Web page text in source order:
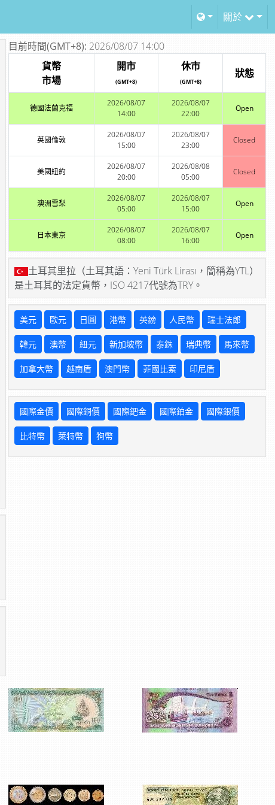
關於
目前時間(GMT+8): 2026/08/07 14:00
貨幣
市場
開市
(GMT+8)
休市
(GMT+8)
狀態
德國法蘭克福
2026/08/07
14:00
2026/08/07
22:00
Open
英國倫敦
2026/08/07
15:00
2026/08/07
23:00
Closed
美國紐約
2026/08/07
20:00
2026/08/08
05:00
Closed
澳洲雪梨
2026/08/07
05:00
2026/08/07
15:00
Open
日本東京
2026/08/07
08:00
2026/08/07
16:00
Open
土耳其里拉（土耳其語：Yeni Türk Lirası，簡稱為YTL）
是土耳其的法定貨幣，ISO 4217代號為TRY。
美元 歐元 日圓 港幣 英鎊 人民幣 瑞士法郎
韓元 澳幣 紐元 新加坡幣 泰銖 瑞典幣 馬來幣
加拿大幣 越南盾 澳門幣 菲國比索 印尼盾
國際金價 國際銅價 國際鈀金 國際鉑金 國際銀價
比特幣 萊特幣 狗幣